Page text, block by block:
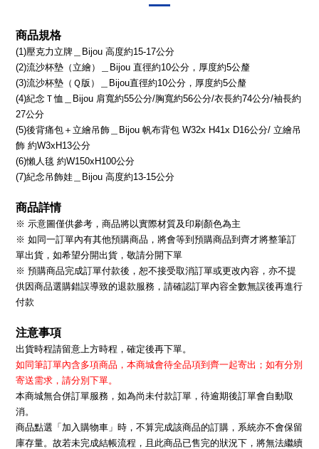
商品規格
(1)壓克力立牌＿Bijou 高度約15-17公分
(2)流沙杯墊（立繪）＿Bijou 直徑約10公分，厚度約5公釐
(3)流沙杯墊（Ｑ版）＿Bijou直徑約10公分，厚度約5公釐
(4)紀念Ｔ恤＿Bijou 肩寬約55公分/胸寬約56公分/衣長約74公分/袖長約
27公分
(5)後背痛包＋立繪吊飾＿Bijou 帆布背包 W32x H41x D16公分/ 立繪吊
飾 約W3xH13公分
(6)懶人毯 約W150xH100公分
(7)紀念吊飾娃＿Bijou 高度約13-15公分
商品詳情
※ 示意圖僅供參考，商品將以實際材質及印刷顏色為主
※ 如同一訂單內有其他預購商品，將會等到預購商品到齊才將整筆訂
單出貨，如希望分開出貨，敬請分開下單
※ 預購商品完成訂單付款後，恕不接受取消訂單或更改內容，亦不提
供因商品選購錯誤導致的退款服務，請確認訂單內容全數無誤後再進行
付款
注意事項
出貨時程請留意上方時程，確定後再下單。
如同筆訂單內含多項商品，本商城會待全品項到齊一起寄出；如有分別
寄送需求，請分別下單。
本商城無合併訂單服務，如為尚未付款訂單，待逾期後訂單會自動取
消。
商品點選「加入購物車」時，不算完成該商品的訂購，系統亦不會保留
庫存量。故若未完成結帳流程，且此商品已售完的狀況下，將無法繼續